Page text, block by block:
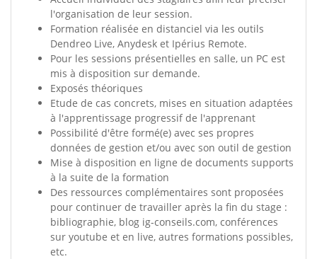
l'organisation de leur session.
Formation réalisée en distanciel via les outils
Dendreo Live, Anydesk et Ipérius Remote.
Pour les sessions présentielles en salle, un PC est
mis à disposition sur demande.
Exposés théoriques
Etude de cas concrets, mises en situation adaptées
à l'apprentissage progressif de l'apprenant
Possibilité d'être formé(e) avec ses propres
données de gestion et/ou avec son outil de gestion
Mise à disposition en ligne de documents supports
à la suite de la formation
Des ressources complémentaires sont proposées
pour continuer de travailler après la fin du stage :
bibliographie, blog ig-conseils.com, conférences
sur youtube et en live, autres formations possibles,
etc.